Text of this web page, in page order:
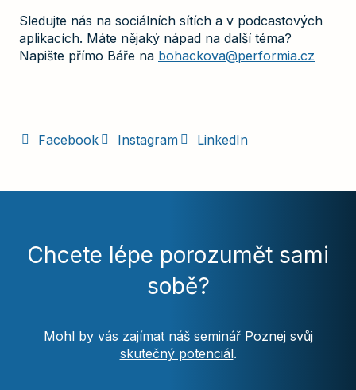
Sledujte nás na sociálních sítích a v podcastových
aplikacích. Máte nějaký nápad na další téma?
Napište přímo Báře na bohackova@performia.cz
Facebook Instagram LinkedIn
Chcete lépe porozumět sami
sobě?
Mohl by vás zajímat náš seminář Poznej svůj
skutečný potenciál.